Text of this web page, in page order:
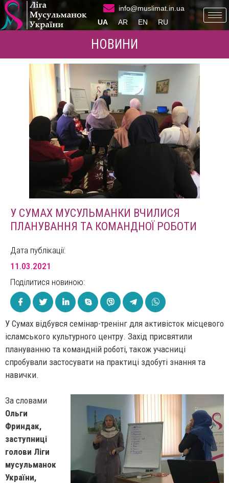
info@muslimat.in.ua
UA
AR EN RU
НОВИНИ
У СУМАХ МУСУЛЬМАНКИ ВЧИЛИСЯ
ПЛАНУВАННЯ ТА КОМАНДНОЇ РОБОТИ
Дата публікації:
11.03.2021
Поділитися новиною:
У Сумах відбувся семінар-тренінг для активісток місцевого
ісламського культурного центру. Захід присвятили
плануванню та командній роботі, також учасниці
спробували застосувати на практиці здобуті знання та
навички.
За словами
Ольги
Фриндак,
заступниці
голови Ліги
мусульманок
України,